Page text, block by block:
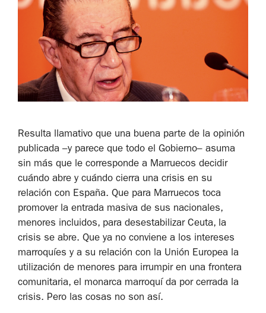
Resulta llamativo que una buena parte de la opinión
publicada –y parece que todo el Gobierno– asuma
sin más que le corresponde a Marruecos decidir
cuándo abre y cuándo cierra una crisis en su
relación con España. Que para Marruecos toca
promover la entrada masiva de sus nacionales,
menores incluidos, para desestabilizar Ceuta, la
crisis se abre. Que ya no conviene a los intereses
marroquíes y a su relación con la Unión Europea la
utilización de menores para irrumpir en una frontera
comunitaria, el monarca marroquí da por cerrada la
crisis. Pero las cosas no son así.